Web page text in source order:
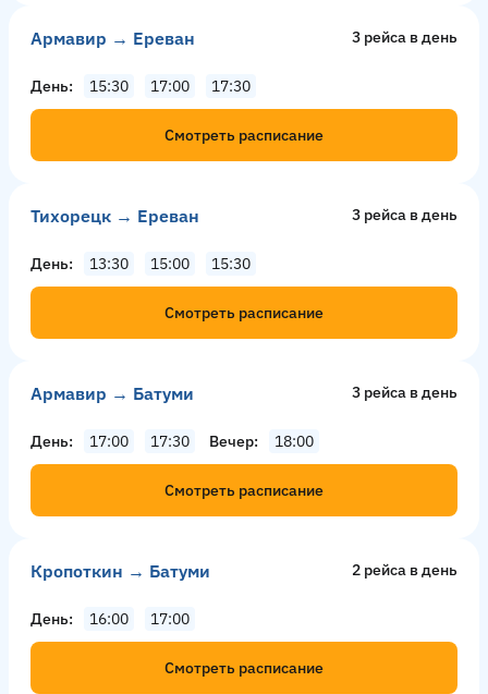
Армавир → Ереван 3 рейсa в день
День 15:30 17:00 17:30
Смотреть расписание
Тихорецк → Ереван 3 рейсa в день
День 13:30 15:00 15:30
Смотреть расписание
Армавир → Батуми 3 рейсa в день
День 17:00 17:30 Вечер 18:00
Смотреть расписание
Кропоткин → Батуми 2 рейсa в день
День 16:00 17:00
Смотреть расписание